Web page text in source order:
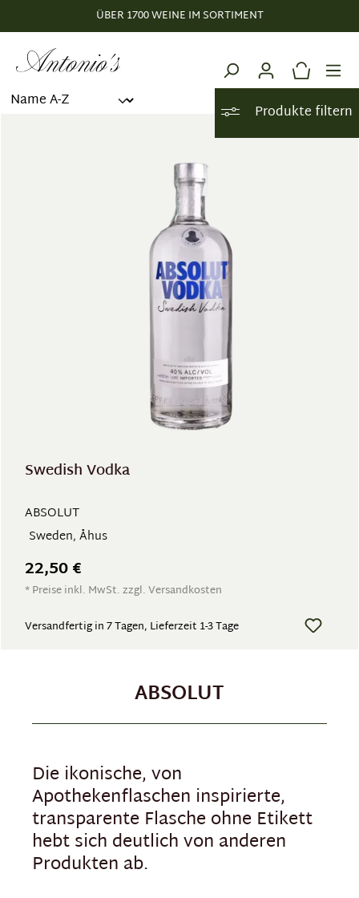
ÜBER 1700 WEINE IM SORTIMENT
Produkte filtern
Swedish Vodka
ABSOLUT
Sweden, Åhus
22,50 €
* Preise inkl. MwSt. zzgl. Versandkosten
Versandfertig in 7 Tagen, Lieferzeit 1-3 Tage
ABSOLUT
Die ikonische, von
Apothekenflaschen inspirierte,
transparente Flasche ohne Etikett
hebt sich deutlich von anderen
Produkten ab.